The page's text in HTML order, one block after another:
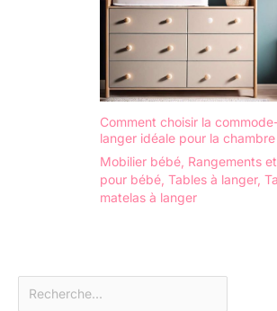
Comment choisir la
langer idéale pour la
Mobilier bébé Rangements
pour bébé Tables à langer,
matelas à langer